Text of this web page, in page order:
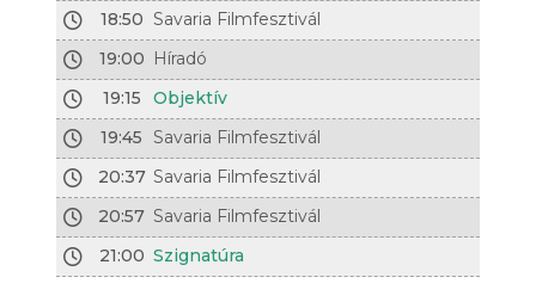
18:50 Savaria Filmfesztivál
19:00 Híradó
19:15
Objektív
19:45
Savaria Filmfesztivál
20:37 Savaria Filmfesztivál
20:57 Savaria Filmfesztivál
21:00 Szignatúra